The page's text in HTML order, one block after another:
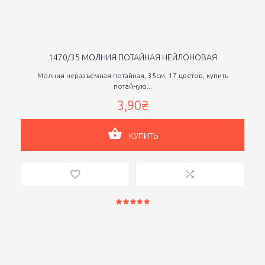
1470/35 МОЛНИЯ ПОТАЙНАЯ НЕЙЛОНОВАЯ
Молния неразъемная потайная, 35см, 17 цветов, купить
потайную...
3,90₴
КУПИТЬ